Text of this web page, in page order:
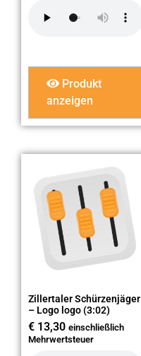
Produkt
anzeigen
Zillertaler Schürzenjäger
– Logo logo (3:02)
€ 13,30 einschließlich
Mehrwertsteuer